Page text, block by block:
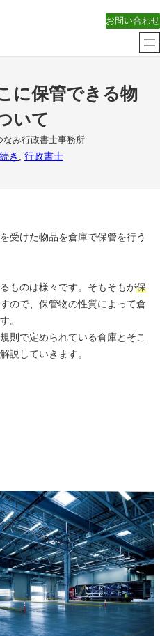
お問い合わせ
に保管できる物
いて
なみ行政書士事務所
き , 行政書士
受けた物品を倉庫で保管を行う
ものは様々です。そもそもが保
ので、保管物の性質によって倉
。
則で定められている倉庫とそこ
説していきます。